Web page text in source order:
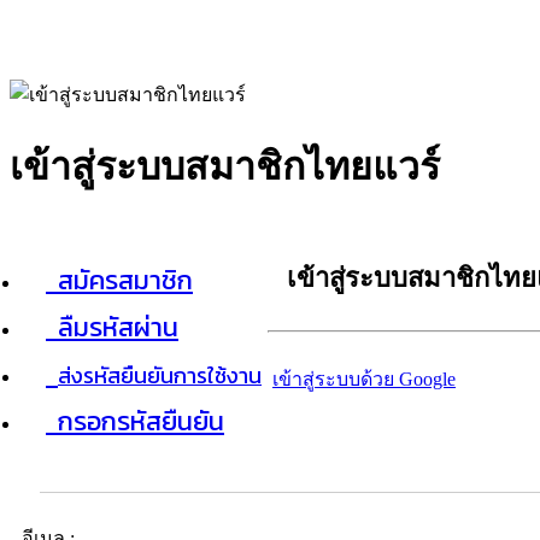
เข้าสู่ระบบสมาชิกไทยแวร์
สมัครสมาชิก
ลืมรหัสผ่าน
ส่งรหัสยืนยันการใช้งาน
กรอกรหัสยืนยัน
เข้าสู่ระบบสมาชิกไท
เข้าสู่ระบบด้วย Google